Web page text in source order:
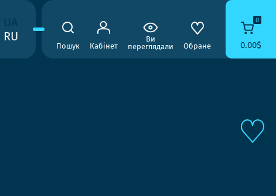
RU
Пошук Кабінет
Ви
переглядали
Обране
0
0.00$